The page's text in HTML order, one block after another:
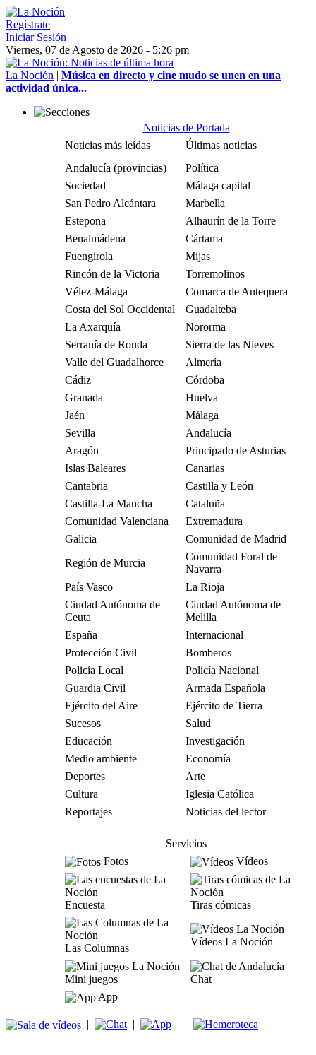
Regístrate
Iniciar Sesión
Viernes, 07 de Agosto de 2026 - 5:26 pm
La Noción | Música en directo y cine mudo se unen en una
actividad única...
Noticias de Portada
Noticias más leídas
Últimas noticias
Andalucía (provincias)
Política
Sociedad
Málaga capital
San Pedro Alcántara
Marbella
Estepona
Alhaurín de la Torre
Benalmádena
Cártama
Fuengirola
Mijas
Rincón de la Victoria
Torremolinos
Vélez-Málaga
Comarca de Antequera
Costa del Sol Occidental
Guadalteba
La Axarquía
Nororma
Serranía de Ronda
Sierra de las Nieves
Valle del Guadalhorce
Almería
Cádiz
Córdoba
Granada
Huelva
Jaén
Málaga
Sevilla
Andalucía
Aragón
Principado de Asturias
Islas Baleares
Canarias
Cantabria
Castilla y León
Castilla-La Mancha
Cataluña
Comunidad Valenciana
Extremadura
Galicia
Comunidad de Madrid
Región de Murcia
Comunidad Foral de
Navarra
País Vasco
La Rioja
Ciudad Autónoma de
Ceuta
Ciudad Autónoma de
Melilla
España
Internacional
Protección Civil
Bomberos
Policía Local
Policía Nacional
Guardia Civil
Armada Española
Ejército del Aire
Ejército de Tierra
Sucesos
Salud
Educación
Investigación
Medio ambiente
Economía
Deportes
Arte
Cultura
Iglesia Católica
Reportajes
Noticias del lector
Servicios
Fotos
Vídeos
Encuesta Tiras cómicas
Las Columnas
Vídeos La Noción
Mini juegos
Chat
App
| | |